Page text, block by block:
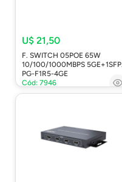
U$ 21,50
F. SWITCH 05POE 65W
10/100/1000MBPS 5GE+1SFP
PG-F1R5-4GE
Cód: 7946